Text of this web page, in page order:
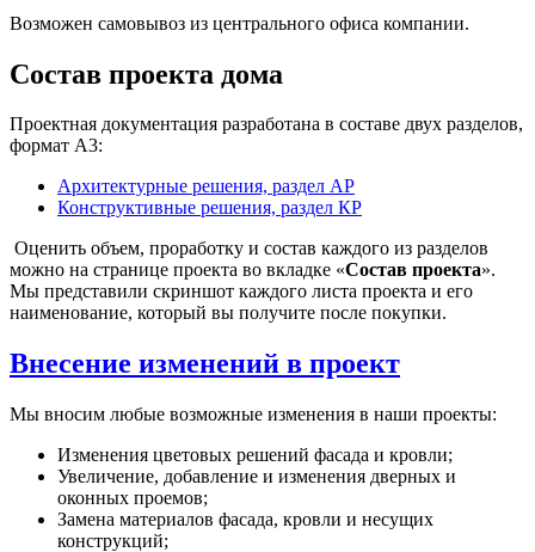
Возможен самовывоз из центрального офиса компании.
Cостав проекта дома
Проектная документация разработана в составе двух разделов,
формат А3:
Архитектурные решения, раздел АР
Конструктивные решения, раздел КР
Оценить объем, проработку и состав каждого из разделов
можно на странице проекта во вкладке «Состав проекта».
Мы представили скриншот каждого листа проекта и его
наименование, который вы получите после покупки.
Внесение изменений в проект
Мы вносим любые возможные изменения в наши проекты:
Изменения цветовых решений фасада и кровли;
Увеличение, добавление и изменения дверных и
оконных проемов;
Замена материалов фасада, кровли и несущих
конструкций;